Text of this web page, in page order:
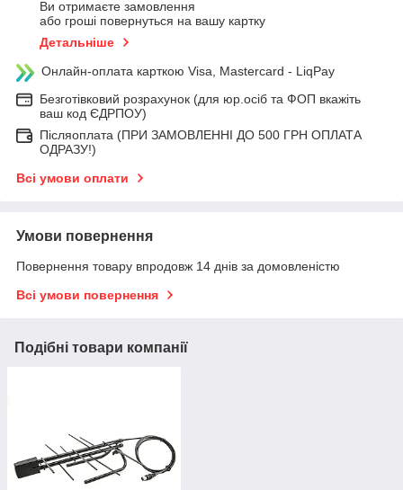
Ви отримаєте замовлення
або гроші повернуться на вашу картку
Детальніше
Онлайн-оплата карткою Visa, Mastercard - LiqPay
Безготівковий розрахунок (для юр.осіб та ФОП вкажіть
ваш код ЄДРПОУ)
Післяоплата (ПРИ ЗАМОВЛЕННІ ДО 500 ГРН ОПЛАТА
ОДРАЗУ!)
Всі умови оплати
Умови повернення
Повернення товару впродовж 14 днів за домовленістю
Всі умови повернення
Подібні товари компанії